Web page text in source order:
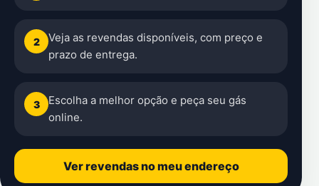
2
Veja as revendas disponíveis, com preço e
prazo de entrega.
3
Escolha a melhor opção e peça seu gás
online.
Ver revendas no meu endereço